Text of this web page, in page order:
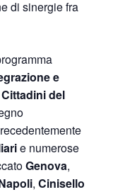
di sinergie fra
e
Cittadini del
e numerose
Genova,
, Cinisello